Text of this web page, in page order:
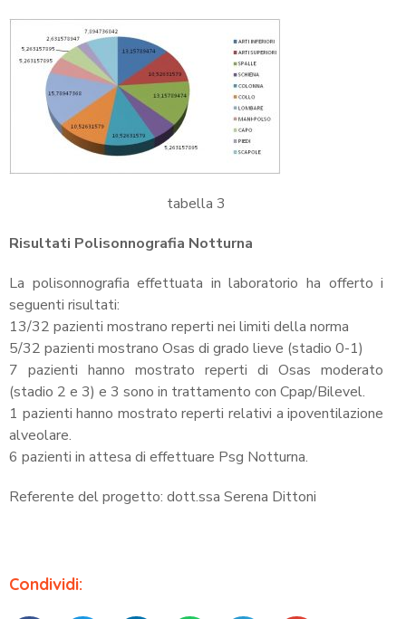
tabella 3
Risultati Polisonnografia Notturna
La polisonnografia effettuata in laboratorio ha offerto i
seguenti risultati:
13/32 pazienti mostrano reperti nei limiti della norma
5/32 pazienti mostrano Osas di grado lieve (stadio 0-1)
7 pazienti hanno mostrato reperti di Osas moderato
(stadio 2 e 3) e 3 sono in trattamento con Cpap/Bilevel.
1 pazienti hanno mostrato reperti relativi a ipoventilazione
alveolare.
6 pazienti in attesa di effettuare Psg Notturna.
Referente del progetto: dott.ssa Serena Dittoni
Condividi: